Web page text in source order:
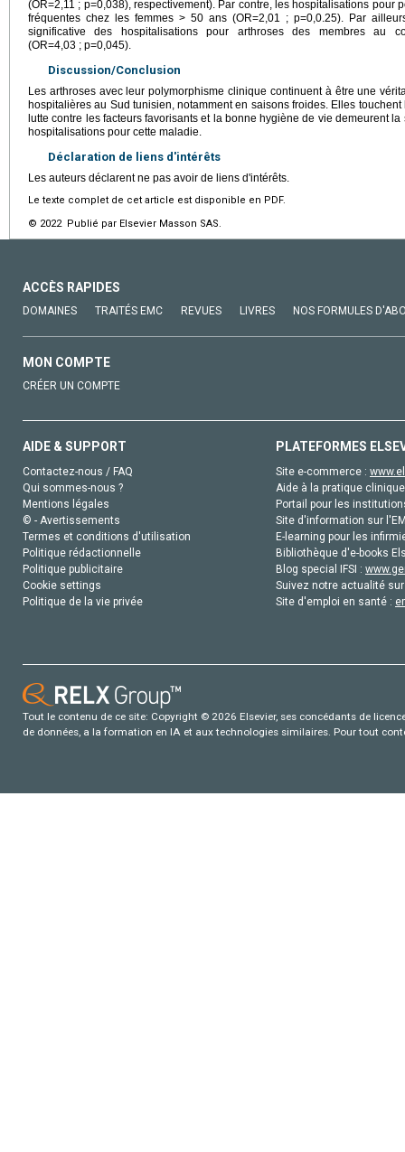
(OR=2,11 ; p=0,038), respectivement). Par contre, les hospitalisations pour
fréquentes chez les femmes > 50 ans (OR=2,01 ; p=0,0.25). Par
significative des hospitalisations pour arthroses des membres au
(OR=4,03 ; p=0,045).
Discussion/Conclusion
Les arthroses avec leur polymorphisme clinique continuent à être une
hospitalières au Sud tunisien, notamment en saisons froides. Elles
lutte contre les facteurs favorisants et la bonne hygiène de vie demeurent
hospitalisations pour cette maladie.
Déclaration de liens d'intérêts
Les auteurs déclarent ne pas avoir de liens d'intérêts.
Le texte complet de cet article est disponible en PDF.
© 2022 Publié par Elsevier Masson SAS.
ACCÈS RAPIDES
DOMAINES TRAITÉS EMC REVUES LIVRES NOS FORMULES
MON COMPTE
CRÉER UN COMPTE
AIDE & SUPPORT
Contactez-nous / FAQ
Qui sommes-nous ?
Mentions légales
© - Avertissements
Termes et conditions d'utilisation
Politique rédactionnelle
Politique publicitaire
Cookie settings
Politique de la vie privée
PLATEFORMES
Site e-commerce :
Aide à la pratique
Portail pour les
Site d'information sur
E-learning pour les
Bibliothèque d'e-books
Blog special IFSI :
Suivez notre actualité
Site d'emploi en santé :
Tout le contenu de ce site: Copyright © 2026 Elsevier, ses concédants de
de données, a la formation en IA et aux technologies similaires. Pour tout